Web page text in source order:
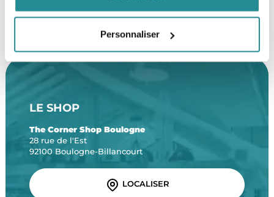
Personnaliser
Une équipe de passionnés
À partir de 99€ d’achat*
LE SHOP
The Corner Shop Boulogne
28 rue de l'Est
92100 Boulogne-Billancourt
LOCALISER